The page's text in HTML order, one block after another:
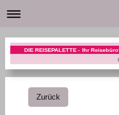
DIE REISEPALETTE - Ihr Reisebüro
Zurück